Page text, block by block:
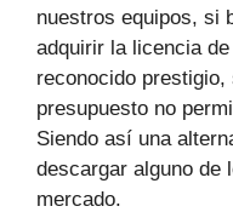
nuestros equipos, si
adquirir la licencia
reconocido
presupuesto no
Siendo así una
descargar alguno de
mercado.